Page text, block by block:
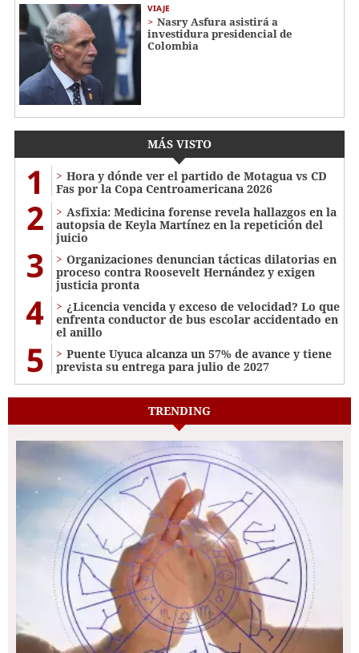
VIAJE
Nasry Asfura asistirá a
investidura presidencial de
Colombia
MÁS VISTO
1
Hora y dónde ver el partido de Motagua vs CD
Fas por la Copa Centroamericana 2026
2
Asfixia: Medicina forense revela hallazgos en la
autopsia de Keyla Martínez en la repetición del
juicio
3
Organizaciones denuncian tácticas dilatorias en
proceso contra Roosevelt Hernández y exigen
justicia pronta
4
¿Licencia vencida y exceso de velocidad? Lo que
enfrenta conductor de bus escolar accidentado en
el anillo
5
Puente Uyuca alcanza un 57% de avance y tiene
prevista su entrega para julio de 2027
TRENDING